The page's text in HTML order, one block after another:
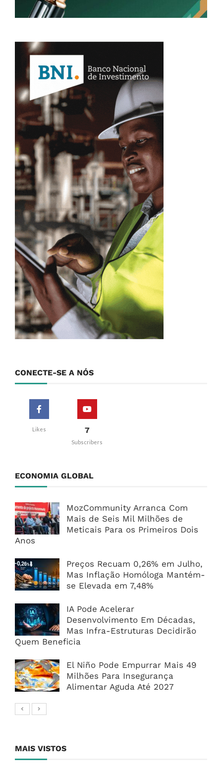
CONECTE-SE A NÓS
Likes 7
Subscribers
ECONOMIA GLOBAL
MozCommunity Arranca Com
Mais de Seis Mil Milhões de
Meticais Para os Primeiros Dois
Anos
Preços Recuam 0,26% em Julho,
Mas Inflação Homóloga Mantém-
se Elevada em 7,48%
IA Pode Acelerar
Desenvolvimento Em Décadas,
Mas Infra-Estruturas Decidirão
Quem Beneficia
El Niño Pode Empurrar Mais 49
Milhões Para Insegurança
Alimentar Aguda Até 2027
MAIS VISTOS